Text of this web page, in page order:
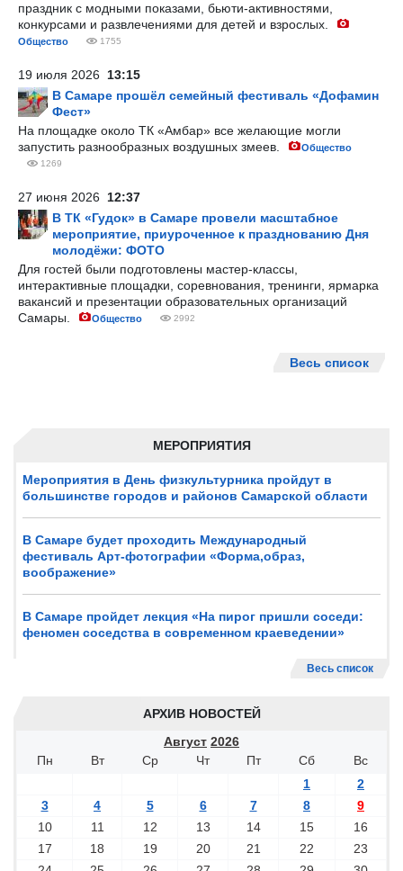
МЕРОПРИЯТИЯ
Мероприятия в День физкультурника пройдут в
большинстве городов и районов Самарской области
В Самаре будет проходить Международный
фестиваль Арт-фотографии «Форма,образ,
воображение»
В Самаре пройдет лекция «На пирог пришли соседи:
феномен соседства в современном краеведении»
Весь список
АРХИВ НОВОСТЕЙ
Август 2026
Пн
Вт Ср Чт Пт Сб
Вс
1
2
3
4 5 6 7 8
9
10
11 12 13 14 15
16
17
18 19 20 21 22
23
праздник с модными показами, бьюти-активностями,
конкурсами и развлечениями для детей и взрослых.
Общество 1755
19 июля 2026 13:15
В Самаре прошёл семейный фестиваль «Дофамин
Фест»
На площадке около ТК «Амбар» все желающие могли
запустить разнообразных воздушных змеев.
Общество
1269
27 июня 2026 12:37
В ТК «Гудок» в Самаре провели масштабное
мероприятие, приуроченное к празднованию Дня
молодёжи: ФОТО
Для гостей были подготовлены мастер-классы,
интерактивные площадки, соревнования, тренинги, ярмарка
вакансий и презентации образовательных организаций
Самары.
Общество 2992
Весь список